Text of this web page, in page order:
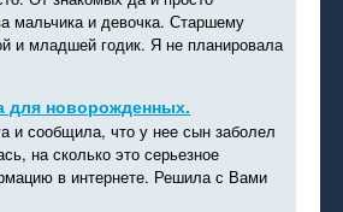
мальчика и девочка. Старшему
и младшей годик. Я не планировала
для новорожденных.
и сообщила, что у нее сын заболел
на сколько это серьезное
в интернете. Решила с Вами